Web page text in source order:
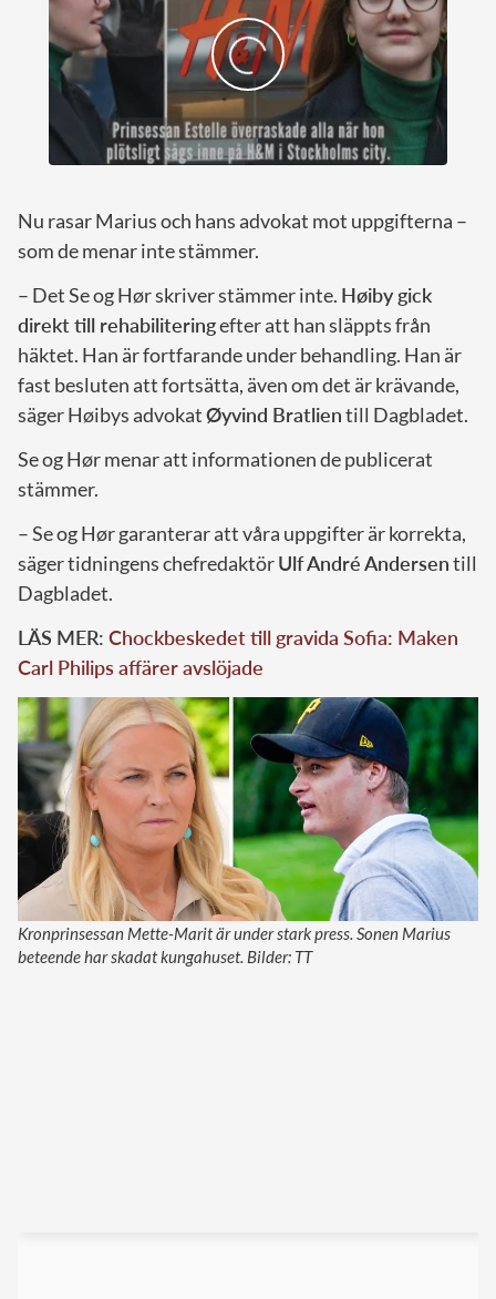
Nu rasar Marius och hans advokat mot uppgifterna –
som de menar inte stämmer.
– Det Se og Hør skriver stämmer inte. Høiby gick
direkt till rehabiliteringefter att han släppts från
häktet. Han är fortfarande under behandling. Han är
fast besluten att fortsätta, även om det är krävande,
säger Høibys advokatØyvind Bratlientill Dagbladet.
Se og Hør menar att informationen de publicerat
stämmer.
– Se og Hør garanterar att våra uppgifter är korrekta,
säger tidningens chefredaktörUlf André Andersentill
Dagbladet.
LÄS MER: Chockbeskedet till gravida Sofia: Maken
Carl Philips affärer avslöjade
Kronprinsessan Mette-Marit är under stark press. Sonen Marius
beteende har skadat kungahuset. Bilder: TT